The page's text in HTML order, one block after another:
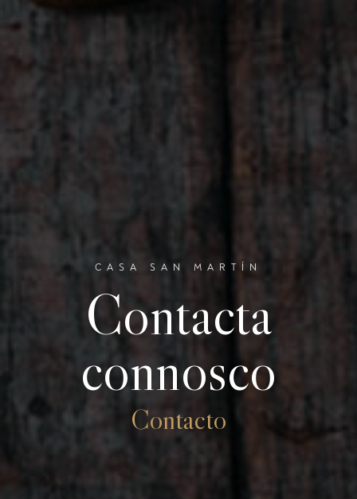
CASA SAN MARTÍN
Contacta
connosco
Contacto